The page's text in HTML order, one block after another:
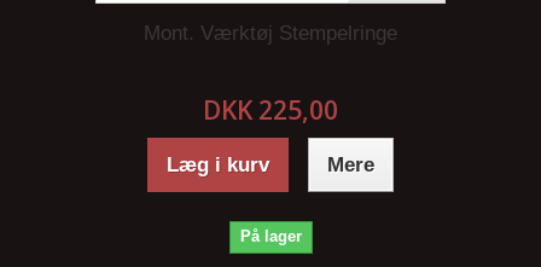
Mont. Værktøj Stempelringe
DKK 225,00
Læg i kurv Mere
På lager